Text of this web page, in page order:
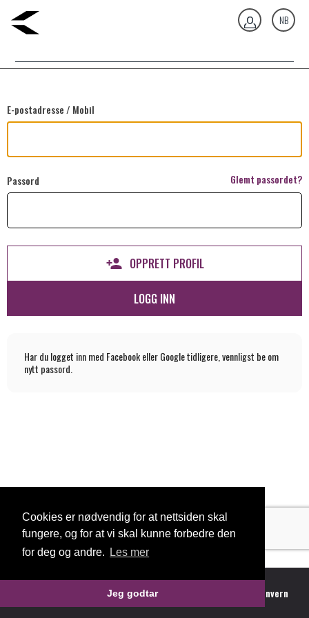
Cookies er nødvendig for at nettsiden skal
fungere, og for at vi skal kunne forbedre den
for deg og andre.
Les mer
Jeg godtar
NB
E-postadresse / Mobil
Passord Glemt passordet?
OPPRETT PROFIL
LOGG INN
Har du logget inn med Facebook eller Google tidligere, vennligst be om
nytt passord.
2026 Tixly AS - Powered byTixly Personvern